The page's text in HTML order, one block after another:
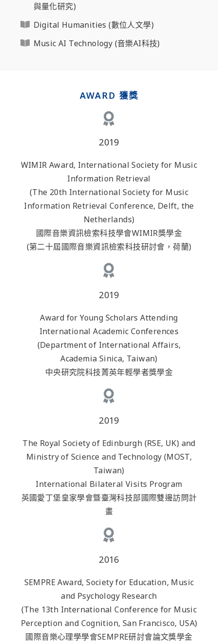
與量化研究)
Digital Humanities (數位人文學)
Music AI Technology (音樂AI科技)
AWARD 獲獎
2019
WIMIR Award, International Society for Music
Information Retrieval
(The 20th International Society for Music
Information Retrieval Conference, Delft, the
Netherlands)
國際音樂資訊檢索科技學會WIMIR獎學金
(第二十屆國際音樂資訊檢索科技研討會，荷蘭)
2019
Award for Young Scholars Attending
International Academic Conferences
(Department of International Affairs,
Academia Sinica, Taiwan)
中央研究院科技菁英年輕學者獎學金
2019
The Royal Society of Edinburgh (RSE, UK) and
Ministry of Science and Technology (MOST,
Taiwan)
International Bilateral Visits Program
英國愛丁堡皇家學會曁臺灣科技部國際雙邊訪問計
畫
2016
SEMPRE Award, Society for Education, Music
and Psychology Research
(The 13th International Conference for Music
Perception and Cognition, San Francisco, USA)
國際音樂心理學學會SEMPRE研討會論文獎學金